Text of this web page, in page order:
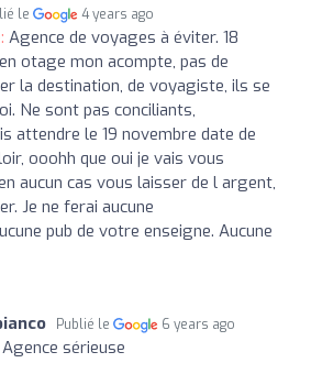
le 4 years ago
Agence de voyages à éviter. 18
otage mon acompte, pas de
la destination, de voyagiste, ils se
Ne sont pas conciliants,
attendre le 19 novembre date de
ooohh que oui je vais vous
aucun cas vous laisser de l argent,
Je ne ferai aucune
pub de votre enseigne. Aucune
Publié le 6 years ago
Agence sérieuse